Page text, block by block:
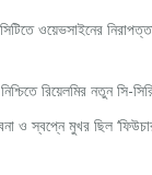
ওয়েভসাইনের
রিয়েলমির নতুন সি-
ও স্বপ্নে মুখর ছিল